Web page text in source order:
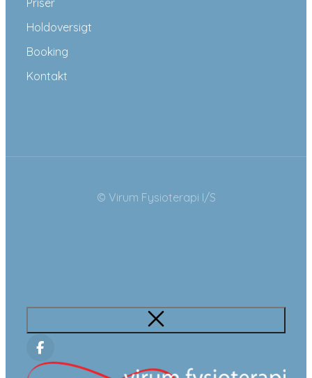
Holdoversigt
Booking
Kontakt
© Virum Fysioterapi I/S